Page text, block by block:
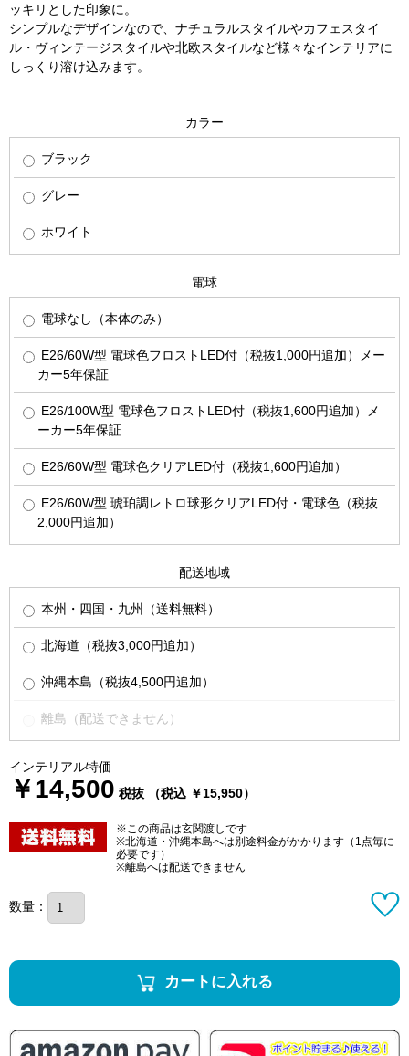
ッキリとした印象に。
シンプルなデザインなので、ナチュラルスタイルやカフェスタイ
ル・ヴィンテージスタイルや北欧スタイルなど様々なインテリアに
しっくり溶け込みます。
カラー
ブラック
グレー
ホワイト
電球
電球なし（本体のみ）
E26/60W型 電球色フロストLED付（税抜1,000円追加）メー
カー5年保証
E26/100W型 電球色フロストLED付（税抜1,600円追加）メ
ーカー5年保証
E26/60W型 電球色クリアLED付（税抜1,600円追加）
E26/60W型 琥珀調レトロ球形クリアLED付・電球色（税抜
2,000円追加）
配送地域
本州・四国・九州（送料無料）
北海道（税抜3,000円追加）
沖縄本島（税抜4,500円追加）
離島（配送できません）
インテリアル特価
￥14,500 税抜 （税込 ￥15,950）
※この商品は玄関渡しです
※北海道・沖縄本島へは別途料金がかかります（1点毎に
必要です）
※離島へは配送できません
数量：
カートに入れる